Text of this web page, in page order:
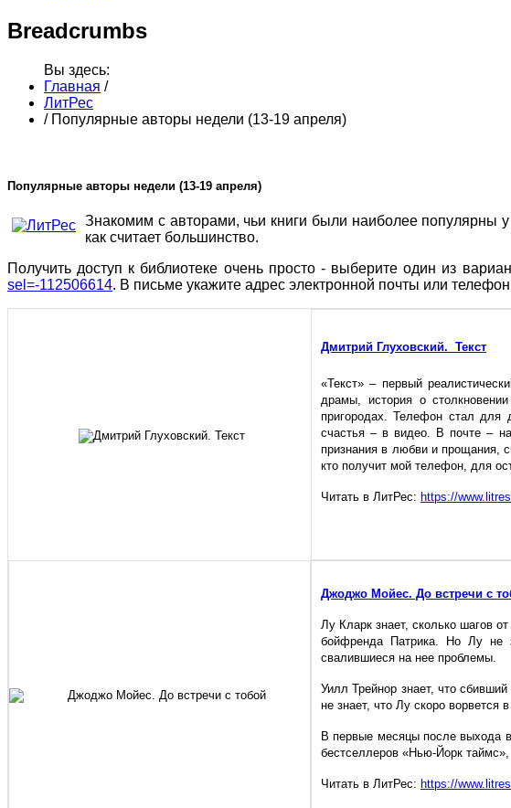
Breadcrumbs
Вы здесь:
Главная /
ЛитРес
/ Популярные авторы недели (13-19 апреля)
Популярные авторы недели (13-19 апреля)
Знакомим с авторами, чьи книги были наиболее популярны
как считает большинство.
Получить доступ к библиотеке очень просто - выберите один из
sel=-112506614. В письме укажите адрес электронной почты или
Дмитрий Глуховский. Текст
«Текст» – первый
драмы, история о
пригородах. Телефон стал
счастья – в видео. В почте –
признания в любви и прощания,
кто получит мой телефон, для
Читать в ЛитРес: https://
Джоджо Мойес. До встречи с
Лу Кларк знает, сколько шагов
бойфренда Патрика. Но Лу не
свалившиеся на нее проблемы.
Уилл Трейнор знает, что
не знает, что Лу скоро ворвется
В первые месяцы после выхода
бестселлеров «Нью-Йорк
Читать в ЛитРес: https://